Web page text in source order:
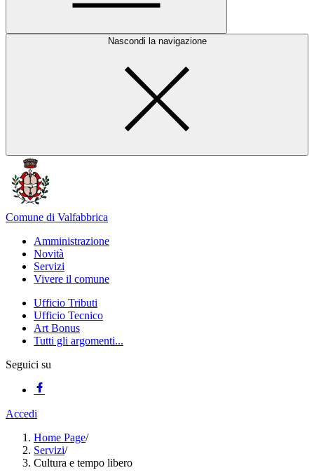
Nascondi la navigazione
Comune di Valfabbrica
Amministrazione
Novità
Servizi
Vivere il comune
Ufficio Tributi
Ufficio Tecnico
Art Bonus
Tutti gli argomenti...
Seguici su
Accedi
Home Page/
Servizi/
Cultura e tempo libero